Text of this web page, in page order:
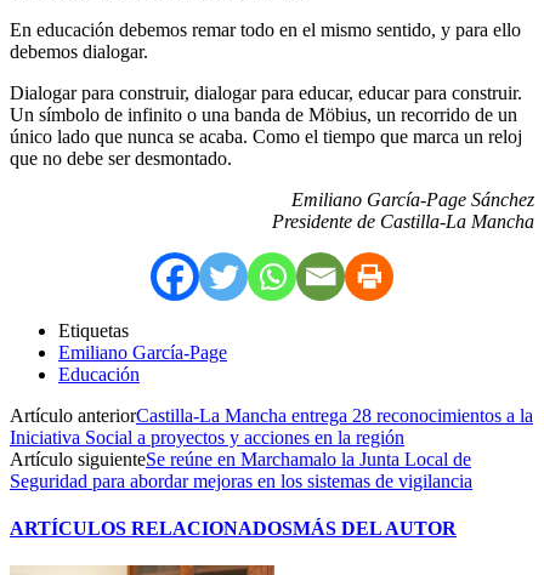
En educación debemos remar todo en el mismo sentido, y para ello
debemos dialogar.
Dialogar para construir, dialogar para educar, educar para construir.
Un símbolo de infinito o una banda de Möbius, un recorrido de un
único lado que nunca se acaba. Como el tiempo que marca un reloj
que no debe ser desmontado.
Emiliano García-Page Sánchez
Presidente de Castilla-La Mancha
Etiquetas
Emiliano García-Page
Educación
Artículo anteriorCastilla-La Mancha entrega 28 reconocimientos a la
Iniciativa Social a proyectos y acciones en la región
Artículo siguienteSe reúne en Marchamalo la Junta Local de
Seguridad para abordar mejoras en los sistemas de vigilancia
ARTÍCULOS RELACIONADOSMÁS DEL AUTOR